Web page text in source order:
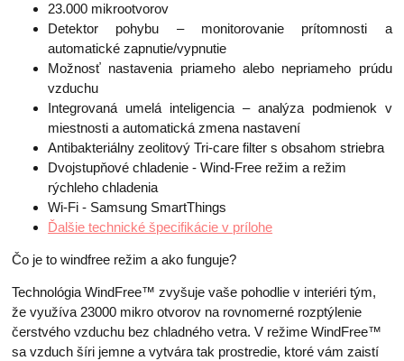
23.000 mikrootvorov
Detektor pohybu – monitorovanie prítomnosti a
automatické zapnutie/vypnutie
Možnosť nastavenia priameho alebo nepriameho prúdu
vzduchu
Integrovaná umelá inteligencia – analýza podmienok v
miestnosti a automatická zmena nastavení
Antibakteriálny zeolitový Tri-care filter s obsahom striebra
Dvojstupňové chladenie - Wind-Free režim a režim
rýchleho chladenia
Wi-Fi - Samsung SmartThings
Ďalšie technické špecifikácie v prílohe
Čo je to windfree režim a ako funguje?
Technológia WindFree™ zvyšuje vaše pohodlie v interiéri tým,
že využíva 23000 mikro otvorov na rovnomerné rozptýlenie
čerstvého vzduchu bez chladného vetra. V režime WindFree™
sa vzduch šíri jemne a vytvára tak prostredie, ktoré vám zaistí